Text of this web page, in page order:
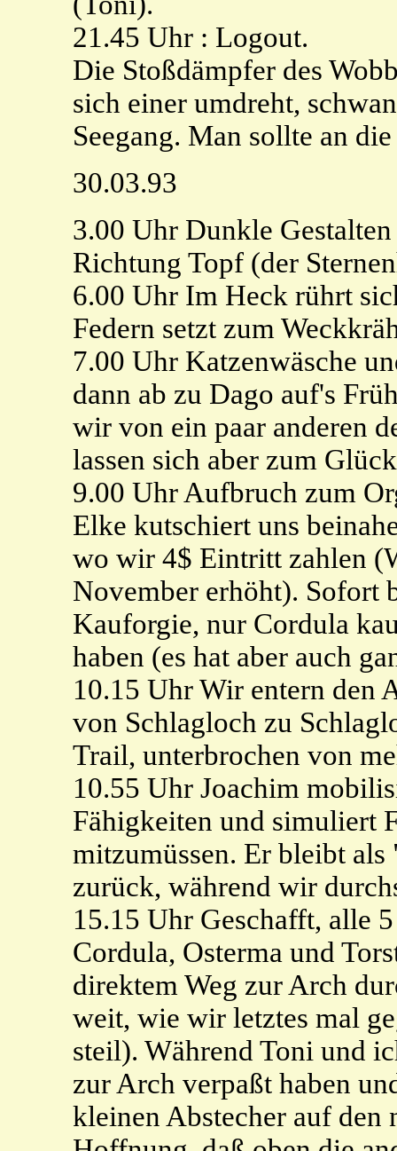
21.45 Uhr : Logout.
Die Stoßdämpfer des
sich einer umdreht,
Seegang. Man sollte an
30.03.93
3.00 Uhr Dunkle
Richtung Topf (der
6.00 Uhr Im Heck rührt
Federn setzt zum
7.00 Uhr Katzenwäsche
dann ab zu Dago auf's
wir von ein paar anderen
lassen sich aber zum
9.00 Uhr Aufbruch zum
Elke kutschiert uns
wo wir 4$ Eintritt zahlen
November erhöht). Sofort
Kauforgie, nur Cordula
haben (es hat aber auch
10.15 Uhr Wir entern den
von Schlagloch zu
Trail, unterbrochen von
10.55 Uhr Joachim
Fähigkeiten und simuliert
mitzumüssen. Er bleibt
zurück, während wir
15.15 Uhr Geschafft, alle
Cordula, Osterma und
direktem Weg zur Arch
weit, wie wir letztes mal
steil). Während Toni und
zur Arch verpaßt haben
kleinen Abstecher auf den